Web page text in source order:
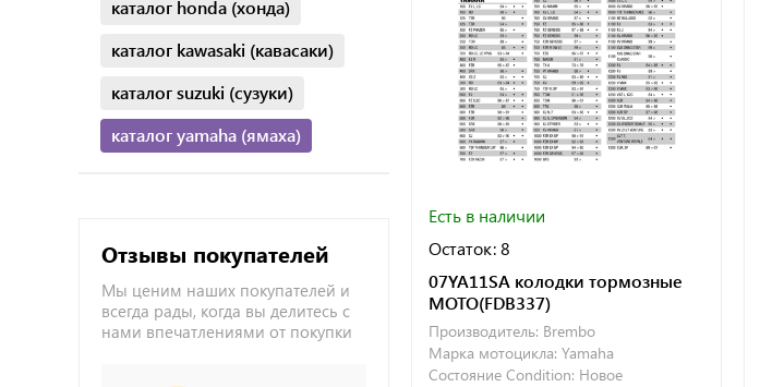
каталог honda (хонда)
каталог kawasaki (кавасаки)
каталог suzuki (сузуки)
каталог yamaha (ямаха)
Отзывы покупателей
Мы ценим наших покупателей и
всегда рады, когда вы делитесь с
нами впечатлениями от покупки
Есть в наличии
Остаток: 8
07YA11SA колодки тормозные
МОТО(FDB337)
Производитель: Brembo
Марка мотоцикла: Yamaha
Состояние Condition: Новое